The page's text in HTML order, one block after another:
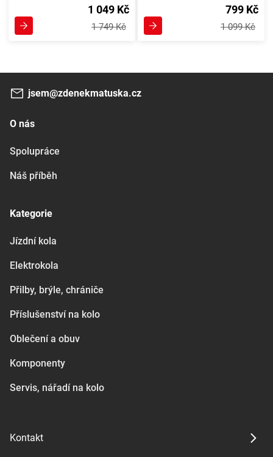
1 049 Kč
1 749 Kč
799 Kč
1 099 Kč
jsem@zdenekmatuska.cz
O nás
Spolupráce
Náš příběh
Kategorie
Jízdní kola
Elektrokola
Přilby, brýle, chrániče
Příslušenství na kolo
Oblečení a obuv
Komponenty
Servis, nářadí na kolo
Kontakt